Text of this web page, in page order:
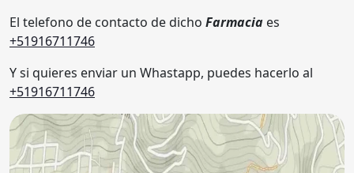
El telefono de contacto de dicho Farmacia es
+51916711746
Y si quieres enviar un Whastapp, puedes hacerlo al
+51916711746